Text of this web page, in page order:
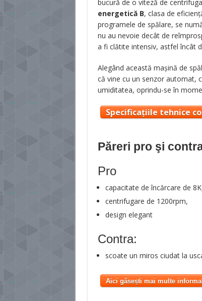
bucură de o viteză de
energetică B, clasa de
programele de spălare, se
nu au nevoie decât de
a fi clătite intensiv, astfel încât
Alegând această mașină de
că vine cu un senzor automat,
umiditatea, oprindu-se în
Specificațiile tehnice
Păreri pro şi
Pro
capacitate de încărcare de
centrifugare de 1200rpm,
design elegant
Contra:
scoate un miros ciudat la
Aici găsești mai multe